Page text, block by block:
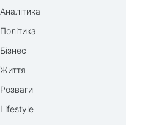
Аналітика
Політика
Бізнес
Життя
Розваги
Lifestyle